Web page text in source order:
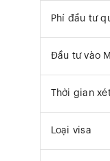
Phí đầu tư
Đầu tư vào
Thời gian
Loại visa